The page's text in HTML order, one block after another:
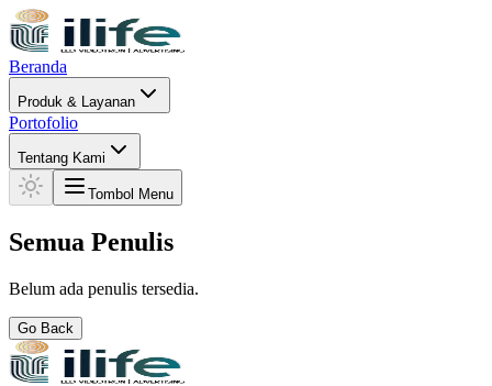
Beranda
Produk & Layanan
Portofolio
Tentang Kami
Tombol Menu
Semua Penulis
Belum ada penulis tersedia.
Go Back